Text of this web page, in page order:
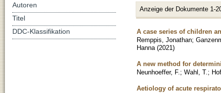
Anzeige der Dokumente 1-
A case series of children
Remppis, Jonathan;
Hanna (2021)
A new method for
Neunhoeffer, F. ; Wahl, T. ;
Aetiology of acute
Autoren
Titel
DDC-Klassifikation